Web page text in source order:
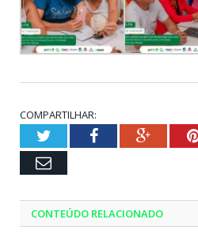
COMPARTILHAR:
TwitterFacebook
Email
CONTEÚDO RELACIONADO